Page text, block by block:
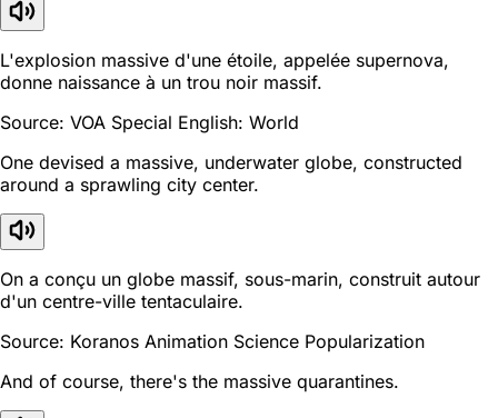
L'explosion massive d'une étoile, appelée supernova,
donne naissance à un trou noir massif.
Source: VOA Special English: World
One devised a massive, underwater globe, constructed
around a sprawling city center.
On a conçu un globe massif, sous-marin, construit autour
d'un centre-ville tentaculaire.
Source: Koranos Animation Science Popularization
And of course, there's the massive quarantines.